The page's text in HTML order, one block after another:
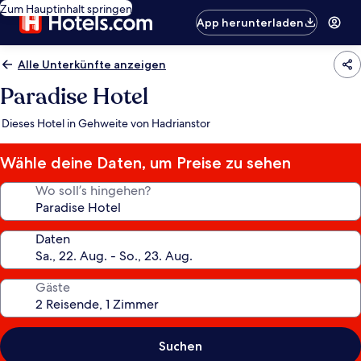
Zum Hauptinhalt springen
App herunterladen
Alle Unterkünfte anzeigen
Paradise Hotel
Dieses Hotel in Gehweite von Hadrianstor
Wähle deine Daten, um Preise zu sehen
Wo soll’s hingehen?
Daten
Gäste
Suchen